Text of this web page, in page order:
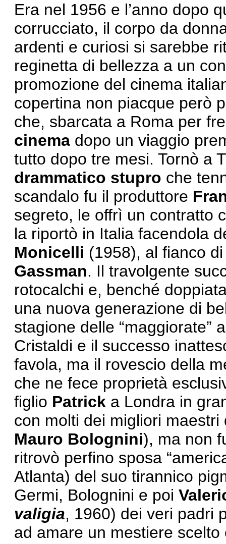
Era nel 1956 e l’anno dopo
corrucciato, il corpo da
ardenti e curiosi si sarebbe
reginetta di bellezza a un
promozione del cinema
copertina non piacque però
che, sbarcata a Roma per
cinema dopo un viaggio
tutto dopo tre mesi. Tornò a
drammatico stupro che
scandalo fu il produttore
segreto, le offrì un contratto
la riportò in Italia facendola
Monicelli (1958), al fianco
Gassman. Il travolgente
rotocalchi e, benché
una nuova generazione di
stagione delle “maggiorate”
Cristaldi e il successo
favola, ma il rovescio della
che ne fece proprietà
figlio Patrick a Londra in
con molti dei migliori
Mauro Bolognini), ma non
ritrovò perfino sposa
Atlanta) del suo tirannico
Germi, Bolognini e poi
valigia, 1960) dei veri padri
ad amare un mestiere scelto